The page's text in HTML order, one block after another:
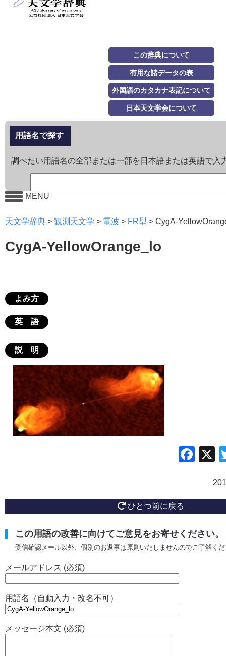
この辞典について
有用な諸データの表
外国語のカタカナ表記について
日本天文学会について
用語名で探す
調べたい用語名の全部または一部を日本語または英語で入
MENU
天文学辞典 > 観測天文学 > 電波 > FR型 > CygA-
CygA-YellowOrange_lo
よみ方
英 語
説 明
ひとつ前に戻る
この用語の改善に向けてご意見をお寄せください。
受信確認メール以外、個別のお返事は原則いたしませんのでご了解く
メールアドレス (必須)
用語名（自動入力・改名不可）
メッセージ本文 (必須)